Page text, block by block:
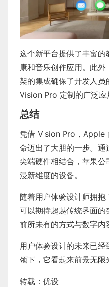
这个新平台提供了丰富的
康和音乐创作应用。此
架的集成确保了开发人
Vision Pro 定制的广泛应
总结
凭借 Vision Pro，Apple
命迈出了大胆的一步。通
尖端硬件相结合，苹果
浸新维度的设备。
随着用户体验设计师拥
可以期待超越传统界面的
前所未有的方式与数字内
用户体验设计的未来已
领下，它看起来前景无限
转载：优设